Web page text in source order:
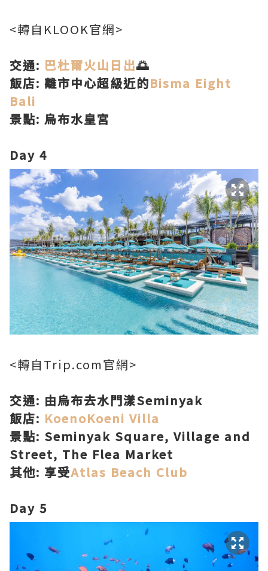
<轉自KLOOK官網>
交通: 巴杜爾火山日出🌅
飯店: 離市中心超級近的Bisma Eight
Bali
景點: 烏布水皇宮
Day 4
<轉自Trip.com官網>
交通: 由烏布去水門漾Seminyak
飯店: KoenoKoeni Villa
景點: Seminyak Square, Village and
Street, The Flea Market
其他: 享受Atlas Beach Club
Day 5